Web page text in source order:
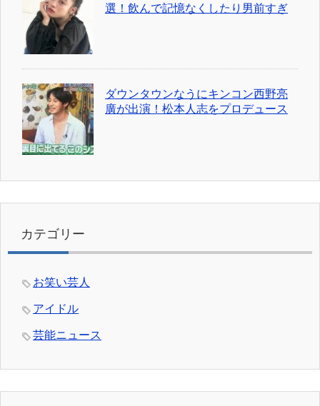
選！飲んで記憶なくしたり男前すぎ
ダウンタウンなうにキンコン西野亮
廣が出演！松本人志をプロデュース
カテゴリー
お笑い芸人
アイドル
芸能ニュース